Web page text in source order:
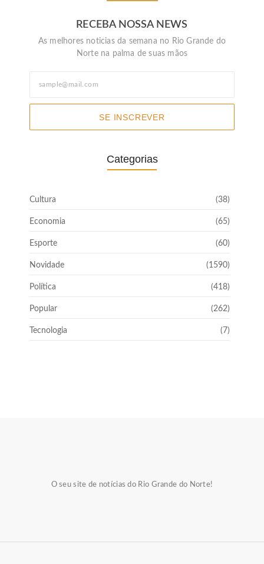
RECEBA NOSSA NEWS
As melhores noticias da semana no Rio Grande do
Norte na palma de suas mãos
SE INSCREVER
Categorias
Cultura (38)
Economia (65)
Esporte (60)
Novidade (1590)
Política (418)
Popular (262)
Tecnologia (7)
O seu site de notícias do Rio Grande do Norte!